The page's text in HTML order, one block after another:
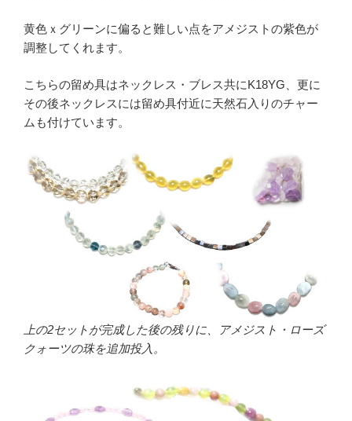
黄色ｘグリーンに偏ると難しい点をアメジストの紫色が
調整してくれます。
こちらの留め具はネックレス・ブレス共にK18YG、更に
その後ネックレスには留め具付近に天然石入りのチャー
ムも付けています。
上の2セットが完成した後の残りに、アメジスト・ローズ
クォーツの珠を追加投入。